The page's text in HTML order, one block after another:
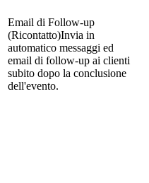
Email di Follow-up
(Ricontatto)Invia in
automatico messaggi ed
email di follow-up ai clienti
subito dopo la conclusione
dell'evento.